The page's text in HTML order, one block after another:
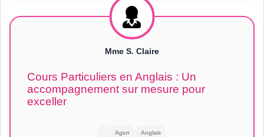
Mme S. Claire
Cours Particuliers en Anglais : Un
accompagnement sur mesure pour
exceller
Agen Anglais